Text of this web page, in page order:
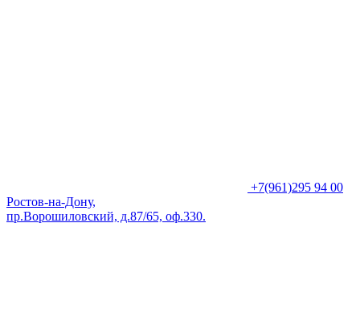
+7(961)295 94 00
Ростов-на-Дону,
пр.Ворошиловский, д.87/65, оф.330.